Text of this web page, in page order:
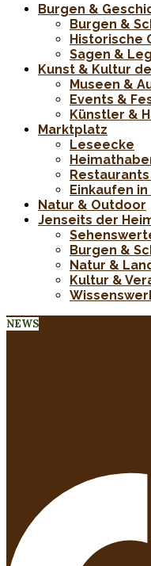
Burgen &
Burgen &
Historische
Sagen &
Kunst & Kultur
Museen &
Events &
Künstler &
Marktplatz
Leseecke
Einkaufen
Natur & Outdoor
Jenseits der
Burgen &
Natur &
Kultur &
NEWS